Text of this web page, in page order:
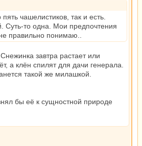
чашелистиков, так и есть.
Суть-то одна. Мои предпочтения
правильно понимаю..
завтра растает или
а клён спилят для дачи генерала.
такой же милашкой.
бы её к сущностной природе